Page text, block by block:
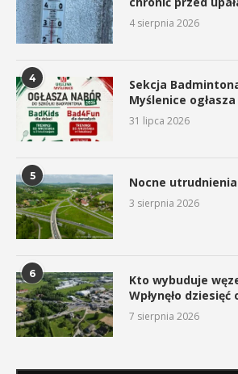
4 sierpnia 2026
4
Sekcja
Myślenice
31 lipca 2026
5 Nocne
3 sierpnia 2026
6
Kto wybuduje
Wpłynęło
7 sierpnia 2026